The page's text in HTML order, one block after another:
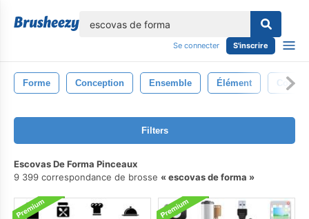
Se connecter S'inscrire
Forme Conception Ensemble Élément
Filters
Escovas De Forma Pinceaux
9 399 correspondance de brosse
escovas de forma